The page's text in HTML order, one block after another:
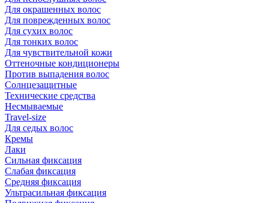
Для окрашенных волос
Для поврежденных волос
Для сухих волос
Для тонких волос
Для чувствительной кожи
Оттеночные кондиционеры
Против выпадения волос
Солнцезащитные
Технические средства
Несмываемые
Travel-size
Для седых волос
Кремы
Лаки
Сильная фиксация
Слабая фиксация
Средняя фиксация
Ультрасильная фиксация